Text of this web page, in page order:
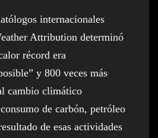
internacionales
Attribution determinó
récord era
y 800 veces más
cambio climático
de carbón, petróleo
de esas actividades